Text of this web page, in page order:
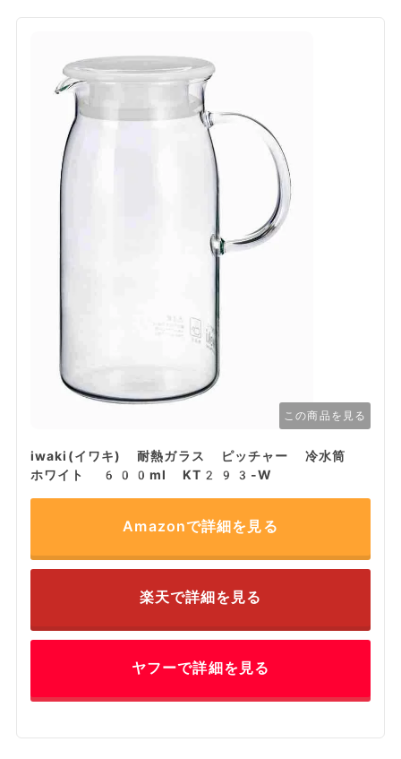
この商品を見る
iwaki(イワキ) 耐熱ガラス ピッチャー 冷水筒
ホワイト 600ml KT293-W
Amazonで詳細を見る
楽天で詳細を見る
ヤフーで詳細を見る